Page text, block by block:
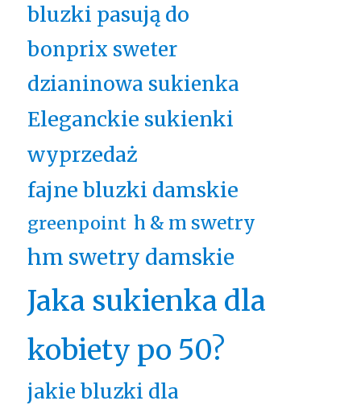
bluzki pasują do
bonprix sweter
dzianinowa sukienka
Eleganckie sukienki
wyprzedaż
fajne bluzki damskie
greenpoint h & m swetry
hm swetry damskie
Jaka sukienka dla
kobiety po 50?
jakie bluzki dla